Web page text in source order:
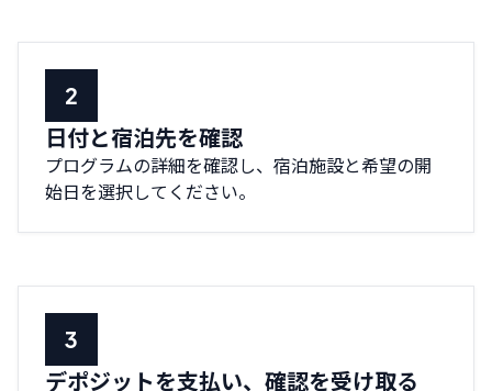
日付と宿泊先を確認
プログラムの詳細を確認し、宿泊施設と希望の開
始日を選択してください。
デポジットを支払い、確認を受け取る